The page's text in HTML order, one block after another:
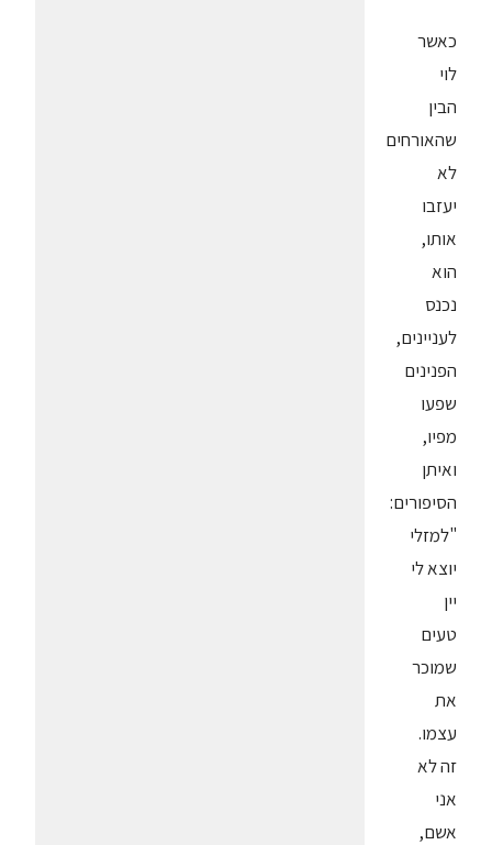
כאשר
לוי
הבין
שהאורחים
לא
יעזבו
אותו,
הוא
נכנס
לעניינים,
הפנינים
שפעו
מפיו,
ואיתן
הסיפורים:
"למזלי
יוצא לי
יין
טעים
שמוכר
את
עצמו.
זה לא
אני
אשם,